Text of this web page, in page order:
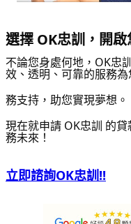
選擇 OK忠訓，開
不論您身處何地，OK忠
效、透明、可靠的服務
務支持，助您實現夢想。
現在就申請 OK忠訓 的
務未來！
立即諮詢OK忠訓!!